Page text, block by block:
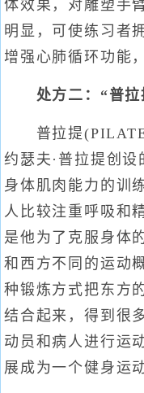
体效果，对雕塑手
明显，可使练习者
增强心肺循环功能
处方二：“普
普拉提
约瑟夫·普拉提创
身体肌肉能力的训
人比较注重呼吸和
是他为了克服身体
和西方不同的运动
种锻炼方式把东方
结合起来，得到很
动员和病人进行运
展成为一个健身